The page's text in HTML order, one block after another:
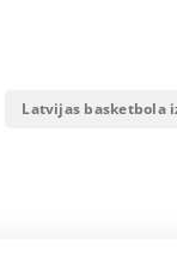
Latvijas basketbola